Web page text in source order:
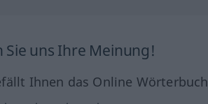
Sie uns Ihre Meinung!
Ihnen das Online